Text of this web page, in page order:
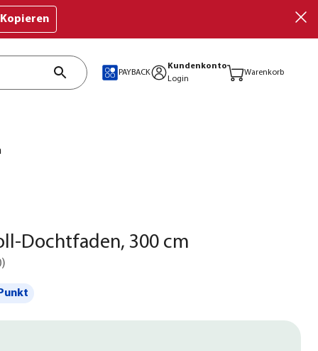
Kopieren
PAYBACK
Kundenkonto
Login
Warenkorb
Dochtfaden, 300 cm
)